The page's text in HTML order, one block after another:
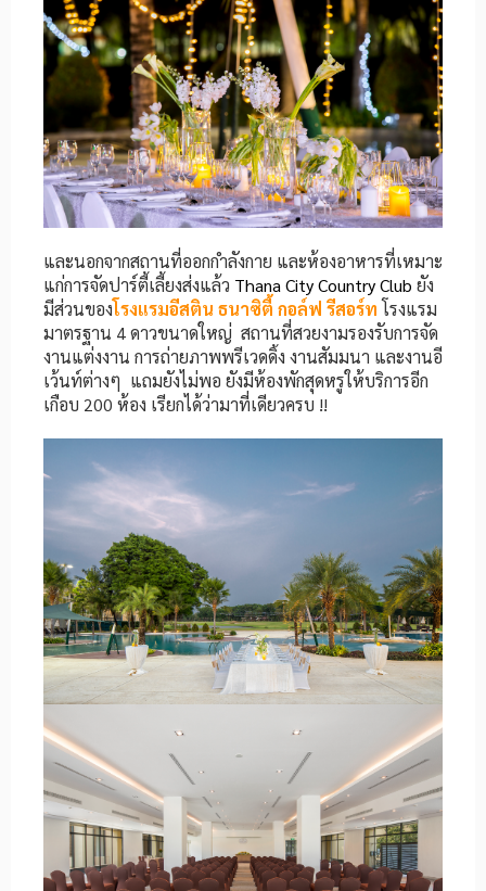
และนอกจากสถานที่ออกกำลังกาย และห้องอาหารที่เหมาะ
แก่การจัดปาร์ตี้เลี้ยงส่งแล้ว Thana CityCountry Club ยัง
มีส่วนของโรงแรมอีสติน ธนาซิตี้ กอล์ฟ รีสอร์ทโรงแรม
มาตรฐาน 4 ดาวขนาดใหญ่ สถานที่สวยงามรองรับการจัด
งานแต่งงาน การถ่ายภาพพรีเวดดิ้ง งานสัมมนา และงานอี
เว้นท์ต่างๆ แถมยังไม่พอ ยังมีห้องพักสุดหรูให้บริการอีก
เกือบ 200 ห้อง เรียกได้ว่ามาที่เดียวครบ !!